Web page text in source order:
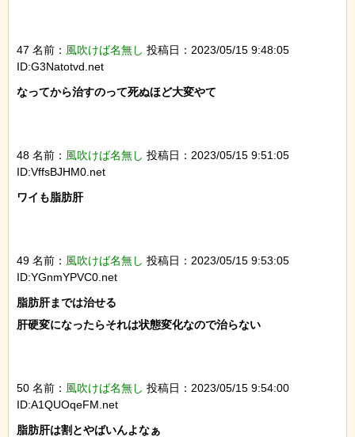
47 名前： 風吹けば名無し 投稿日：2023/05/15 9:48:05
ID:G3Natotvd.net
なってから治すのって死ぬほど大変やて
48 名前： 風吹けば名無し 投稿日：2023/05/15 9:51:05
ID:VffsBJHM0.net
ワイも脂肪肝
49 名前： 風吹けば名無し 投稿日：2023/05/15 9:53:05
ID:YGnmYPVC0.net
脂肪肝までは治せる
肝硬変になったらそれは状態変化なので治らない
50 名前： 風吹けば名無し 投稿日：2023/05/15 9:54:00
ID:A1QUOqeFM.net
脂肪肝は割とやばいんよなぁ